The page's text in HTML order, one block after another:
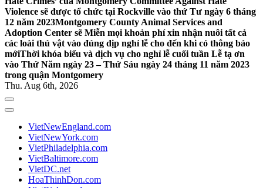
Violence sẽ được tổ chức tại Rockville vào thứ Tư ngày 6 tháng
12 năm 2023Montgomery County Animal Services and
Adoption Center sẽ Miễn mọi khoản phí xin nhận nuôi tất cả
các loài thú vật vào đúng dịp nghỉ lễ cho đến khi có thông báo
mớiThời khóa biểu và dịch vụ cho nghỉ lễ cuối tuần Lễ tạ ơn
vào Thứ Năm ngày 23 – Thứ Sáu ngày 24 tháng 11 năm 2023
trong quận Montgomery
Thu. Aug 6th, 2026
VietNewEngland.com
VietNewYork.com
VietPhiladelphia.com
VietBaltimore.com
VietDC.net
HoaThinhDon.com